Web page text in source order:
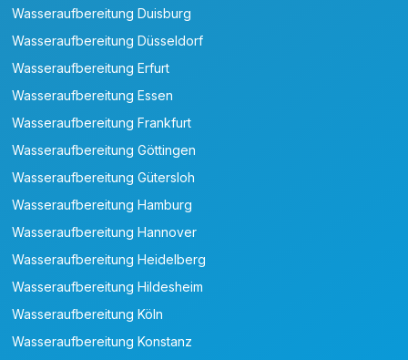
Wasseraufbereitung Duisburg
Wasseraufbereitung Düsseldorf
Wasseraufbereitung Erfurt
Wasseraufbereitung Essen
Wasseraufbereitung Frankfurt
Wasseraufbereitung Göttingen
Wasseraufbereitung Gütersloh
Wasseraufbereitung Hamburg
Wasseraufbereitung Hannover
Wasseraufbereitung Heidelberg
Wasseraufbereitung Hildesheim
Wasseraufbereitung Köln
Wasseraufbereitung Konstanz